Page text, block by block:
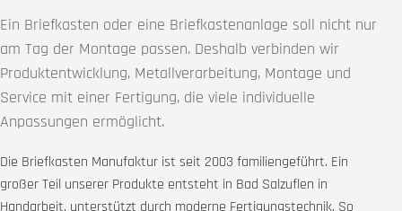
Ein Briefkasten oder eine Briefkastenanlage soll nicht nur
am Tag der Montage passen. Deshalb verbinden wir
Produktentwicklung, Metallverarbeitung, Montage und
Service mit einer Fertigung, die viele individuelle
Anpassungen ermöglicht.
Die Briefkasten Manufaktur ist seit 2003 familiengeführt. Ein
großer Teil unserer Produkte entsteht in Bad Salzuflen in
Handarbeit, unterstützt durch moderne Fertigungstechnik. So